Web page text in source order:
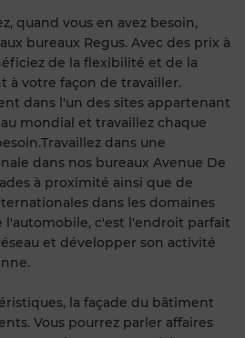
quand vous en avez besoin,
bureaux Regus. Avec des prix à
de la flexibilité et de la
à votre façon de travailler.
dans l'un des sites appartenant
mondial et travaillez chaque
dans une
dans nos bureaux Avenue De
à proximité ainsi que de
dans les domaines
c'est l'endroit parfait
et développer son activité
la façade du bâtiment
Vous pourrez parler affaires